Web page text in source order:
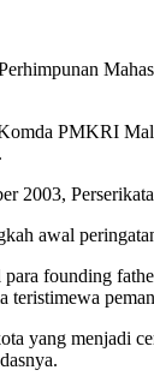
PMKRI
2003,
awal
para founding
teristimewa
yang menjadi